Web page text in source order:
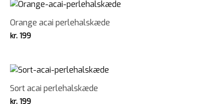
Orange acai perlehalskæde
kr. 199
Sort acai perlehalskæde
kr. 199